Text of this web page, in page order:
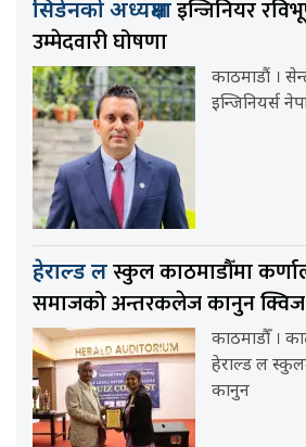
सिडेनको अध्यक्षमाइन्जिनियर
उम्मेदवारी घोषणा
काठमाडौं ।
इन्जिनियर्स
हेराल्ड लस्कुल काठमाडौँमा
समाजको अन्तरकलेज कानुन क्विज
काठमाडौँ ।
हेराल्ड ल
कानुन